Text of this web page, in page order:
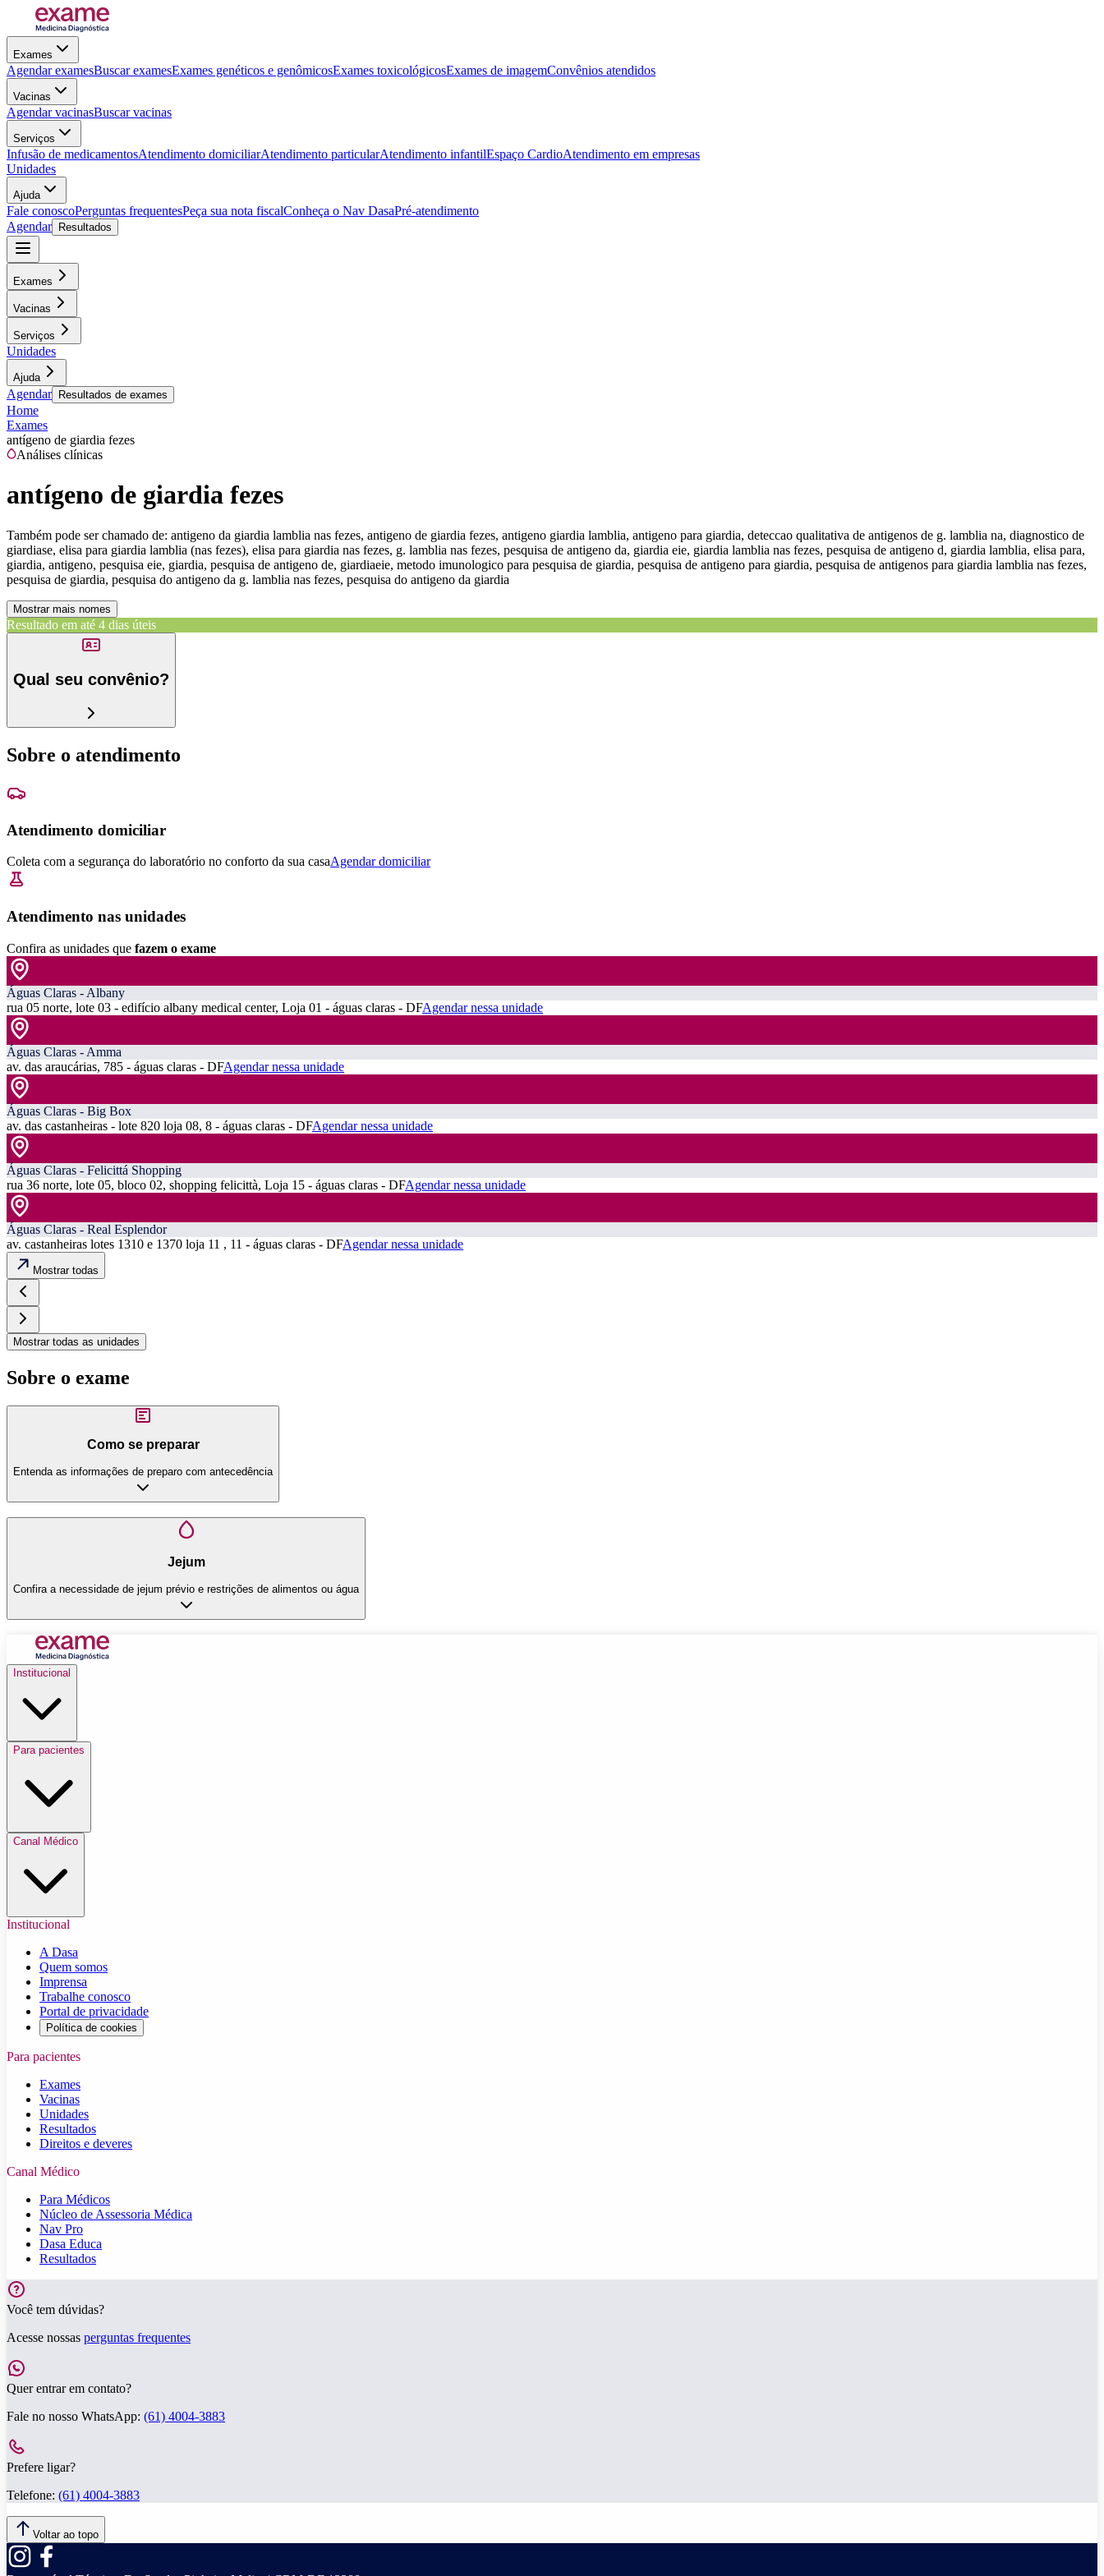
Exames
Agendar examesBuscar examesExames genéticos e genômicosExames toxicológicosExames de imagemConvênios atendidos
Vacinas
Agendar vacinasBuscar vacinas
Serviços
Infusão de medicamentosAtendimento domiciliarAtendimento particularAtendimento infantilEspaço CardioAtendimento em empresas
Unidades
Ajuda
Fale conoscoPerguntas frequentesPeça sua nota fiscalConheça o Nav DasaPré-atendimento
Agendar
Resultados
Exames
Vacinas
Serviços
Unidades
Ajuda
Agendar Resultados de exames
Home
Exames
antígeno de giardia fezes
Análises clínicas
antígeno de giardia fezes
Também pode ser chamado de: antigeno da giardia lamblia nas fezes, antigeno de giardia fezes, antigeno giardia lamblia, antigeno para giardia, deteccao qualitativa de antigenos de g. lamblia na, diagnostico de
giardiase, elisa para giardia lamblia (nas fezes), elisa para giardia nas fezes, g. lamblia nas fezes, pesquisa de antigeno da, giardia eie, giardia lamblia nas fezes, pesquisa de antigeno d, giardia lamblia, elisa para,
giardia, antigeno, pesquisa eie, giardia, pesquisa de antigeno de, giardiaeie, metodo imunologico para pesquisa de giardia, pesquisa de antigeno para giardia, pesquisa de antigenos para giardia lamblia nas fezes,
pesquisa de giardia, pesquisa do antigeno da g. lamblia nas fezes, pesquisa do antigeno da giardia
Mostrar mais nomes
Resultado em até 4 dias úteis
Qual seu convênio?
Sobre o atendimento
Atendimento domiciliar
Coleta com a segurança do laboratório no conforto da sua casaAgendar domiciliar
Atendimento nas unidades
Confira as unidades que fazem o exame
Águas Claras - Albany
rua 05 norte, lote 03 - edifício albany medical center, Loja 01 - águas claras - DFAgendar nessa unidade
Águas Claras - Amma
av. das araucárias, 785 - águas claras - DFAgendar nessa unidade
Águas Claras - Big Box
av. das castanheiras - lote 820 loja 08, 8 - águas claras - DFAgendar nessa unidade
Águas Claras - Felicittá Shopping
rua 36 norte, lote 05, bloco 02, shopping felicittà, Loja 15 - águas claras - DFAgendar nessa unidade
Águas Claras - Real Esplendor
av. castanheiras lotes 1310 e 1370 loja 11 , 11 - águas claras - DFAgendar nessa unidade
Mostrar todas
Mostrar todas as unidades
Sobre o exame
Como se preparar
Entenda as informações de preparo com antecedência
Jejum
Confira a necessidade de jejum prévio e restrições de alimentos ou água
Institucional
Para pacientes
Canal Médico
Institucional
A Dasa
Quem somos
Imprensa
Trabalhe conosco
Portal de privacidade
Política de cookies
Para pacientes
Exames
Vacinas
Unidades
Resultados
Direitos e deveres
Canal Médico
Para Médicos
Núcleo de Assessoria Médica
Nav Pro
Dasa Educa
Resultados
Você tem dúvidas?
Acesse nossas perguntas frequentes
Quer entrar em contato?
Fale no nosso WhatsApp: (61) 4004-3883
Prefere ligar?
Telefone: (61) 4004-3883
Voltar ao topo